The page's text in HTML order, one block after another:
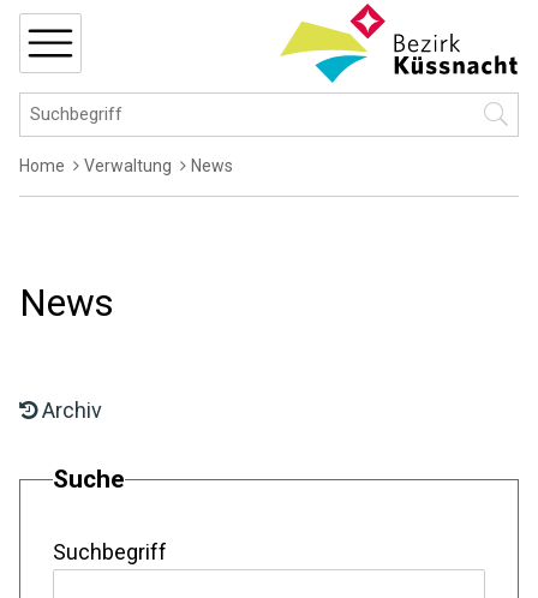
Navigieren in Küssnacht
Schnellnavigation
Hauptnavigation
Suchbegriff
Breadcrumb
Home Verwaltung News
News
Archiv
Suche
Suchbegriff